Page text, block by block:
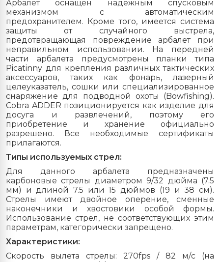
Арбалет оснащен надежным спусковым
механизмом с автоматическим
предохранителем. Кроме того, имеется система
защиты от случайного выстрела,
предотвращающая повреждение арбалет при
неправильном использовании. На передней
части арбалета предусмотрены планки типа
Picatinny для крепления различных тактических
аксессуаров, таких как фонарь, лазерный
целеуказатель, сошки или специализированное
снаряжение для подводной охоты (Bowfishing).
Cobra ADDER позиционируется как изделие для
досуга и развлечений, поэтому его
приобретение и хранение официально
разрешено. Все необходимые сертификаты
прилагаются.
Типы используемых стрел:
Для данного арбалета предназначены
карбоновые стрелы диаметром 9/32 дюйма (7.5
мм) и длиной 7.5 или 15 дюймов (19 и 38 см).
Стрелы имеют двойное оперение, сменные
наконечники и хвостовики особой формы.
Использование стрел, не соответствующих этим
параметрам, категорически запрещено.
Характеристики:
Скорость вылета стрелы: 270fps / 82 м/с (на